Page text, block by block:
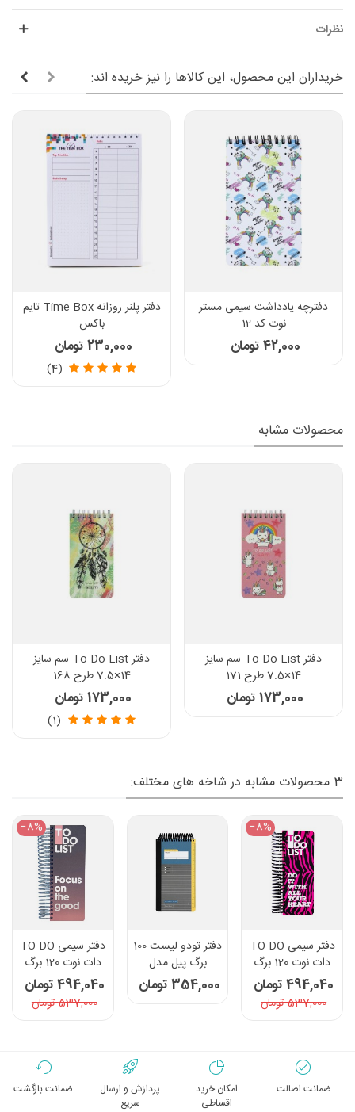
نظرات
خریداران این محصول، این کالاها را نیز خریده اند:
دفترچه یادداشت سیمی مستر
نوت کد 12
42,000 تومان
دفتر پلنر روزانه Time Box تایم
باکس
230,000 تومان
(4)
محصولات مشابه
دفتر To Do List سم سایز
14×7.5 طرح 171
173,000 تومان
دفتر To Do List سم سایز
14×7.5 طرح 168
173,000 تومان
(1)
3 محصولات مشابه در شاخه های مختلف:
‎−8%
دفتر سیمی TO DO
دات نوت 120 برگ
طرح Do It With All
Your Heart
494,040 تومان
537,000 تومان
دفتر تودو لیست 100
برگ پیل مدل
پروجکت - رنگ
طوسی تیره
354,000 تومان
‎−8%
دفتر سیمی TO DO
دات نوت 120 برگ
طرح Focus On
The Good
494,040 تومان
537,000 تومان
ضمانت اصالت
امکان خرید
اقساطی
پردازش و ارسال
سریع
ضمانت بازگشت